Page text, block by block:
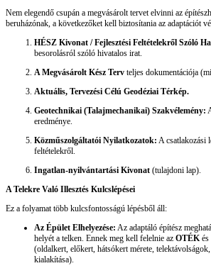
Nem elegendő csupán a megvásárolt tervet elvinni az
beruházónak, a következőket kell biztosítania az adaptációt
HÉSZ Kivonat / Fejlesztési Feltételekről Szóló
besorolásról szóló hivatalos irat.
A Megvásárolt Kész Terv teljes dokumentációja
Aktuális, Tervezési Célú Geodéziai Térkép.
Geotechnikai (Talajmechanikai) Szakvélemény:
eredménye.
Közműszolgáltatói Nyilatkozatok: A csatlakozási
feltételekről.
Ingatlan-nyilvántartási Kivonat (tulajdoni lap).
A Telekre Való Illesztés Kulcslépései
Ez a folyamat több kulcsfontosságú lépésből áll:
Az Épület Elhelyezése: Az adaptáló építész
helyét a telken. Ennek meg kell felelnie az OTÉKés
(oldalkert, előkert, hátsókert mérete,
kialakítása).